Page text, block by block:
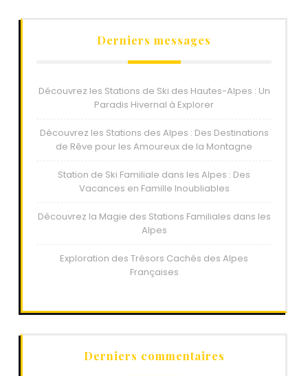
Derniers messages
Découvrez les Stations de Ski des Hautes-Alpes : Un
Paradis Hivernal à Explorer
Découvrez les Stations des Alpes : Des Destinations
de Rêve pour les Amoureux de la Montagne
Station de Ski Familiale dans les Alpes : Des
Vacances en Famille Inoubliables
Découvrez la Magie des Stations Familiales dans les
Alpes
Exploration des Trésors Cachés des Alpes
Françaises
Derniers commentaires